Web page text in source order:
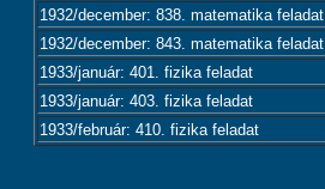
1932/december: 838. matematika feladat
1932/december: 843. matematika feladat
1933/január: 401. fizika feladat
1933/január: 403. fizika feladat
1933/február: 410. fizika feladat